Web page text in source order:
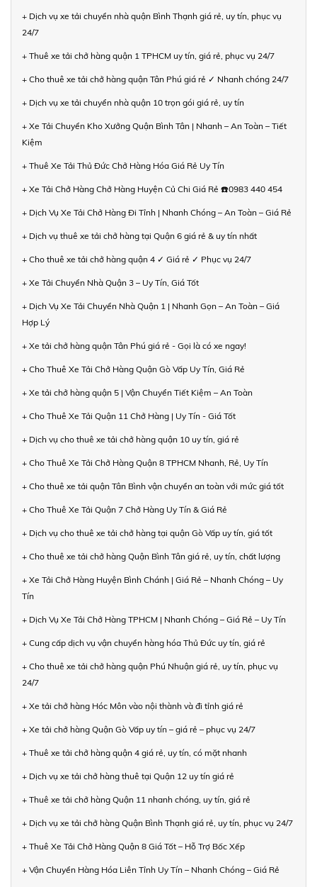
+ Dịch vụ xe tải chuyển nhà quận Bình Thạnh giá rẻ, uy tín, phục vụ
24/7
+ Thuê xe tải chở hàng quận 1 TPHCM uy tín, giá rẻ, phục vụ 24/7
+ Cho thuê xe tải chở hàng quận Tân Phú giá rẻ ✓ Nhanh chóng 24/7
+ Dịch vụ xe tải chuyển nhà quận 10 trọn gói giá rẻ, uy tín
+ Xe Tải Chuyển Kho Xưởng Quận Bình Tân | Nhanh – An Toàn – Tiết
Kiệm
+ Thuê Xe Tải Thủ Đức Chở Hàng Hóa Giá Rẻ Uy Tín
+ Xe Tải Chở Hàng Chở Hàng Huyện Củ Chi Giá Rẻ ☎️0983 440 454
+ Dịch Vụ Xe Tải Chở Hàng Đi Tỉnh | Nhanh Chóng – An Toàn – Giá Rẻ
+ Dịch vụ thuê xe tải chở hàng tại Quận 6 giá rẻ & uy tín nhất
+ Cho thuê xe tải chở hàng quận 4 ✓ Giá rẻ ✓ Phục vụ 24/7
+ Xe Tải Chuyển Nhà Quận 3 – Uy Tín, Giá Tốt
+ Dịch Vụ Xe Tải Chuyển Nhà Quận 1 | Nhanh Gọn – An Toàn – Giá
Hợp Lý
+ Xe tải chở hàng quận Tân Phú giá rẻ - Gọi là có xe ngay!
+ Cho Thuê Xe Tải Chở Hàng Quận Gò Vấp Uy Tín, Giá Rẻ
+ Xe tải chở hàng quận 5 | Vận Chuyển Tiết Kiệm – An Toàn
+ Cho Thuê Xe Tải Quận 11 Chở Hàng | Uy Tín - Giá Tốt
+ Dịch vụ cho thuê xe tải chở hàng quận 10 uy tín, giá rẻ
+ Cho Thuê Xe Tải Chở Hàng Quận 8 TPHCM Nhanh, Rẻ, Uy Tín
+ Cho thuê xe tải quận Tân Bình vận chuyển an toàn với mức giá tốt
+ Cho Thuê Xe Tải Quận 7 Chở Hàng Uy Tín & Giá Rẻ
+ Dịch vụ cho thuê xe tải chở hàng tại quận Gò Vấp uy tín, giá tốt
+ Cho thuê xe tải chở hàng Quận Bình Tân giá rẻ, uy tín, chất lượng
+ Xe Tải Chở Hàng Huyện Bình Chánh | Giá Rẻ – Nhanh Chóng – Uy
Tín
+ Dịch Vụ Xe Tải Chở Hàng TPHCM | Nhanh Chóng – Giá Rẻ – Uy Tín
+ Cung cấp dịch vụ vận chuyển hàng hóa Thủ Đức uy tín, giá rẻ
+ Cho thuê xe tải chở hàng quận Phú Nhuận giá rẻ, uy tín, phục vụ
24/7
+ Xe tải chở hàng Hóc Môn vào nội thành và đi tỉnh giá rẻ
+ Xe tải chở hàng Quận Gò Vấp uy tín – giá rẻ – phục vụ 24/7
+ Thuê xe tải chở hàng quận 4 giá rẻ, uy tín, có mặt nhanh
+ Dịch vụ xe tải chở hàng thuê tại Quận 12 uy tín giá rẻ
+ Thuê xe tải chở hàng Quận 11 nhanh chóng, uy tín, giá rẻ
+ Dịch vụ xe tải chở hàng Quận Bình Thạnh giá rẻ, uy tín, phục vụ 24/7
+ Thuê Xe Tải Chở Hàng Quận 8 Giá Tốt – Hỗ Trợ Bốc Xếp
+ Vận Chuyển Hàng Hóa Liên Tỉnh Uy Tín – Nhanh Chóng – Giá Rẻ